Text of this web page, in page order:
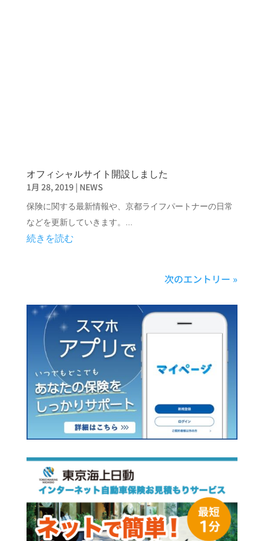
オフィシャルサイト開設しました
1月 28, 2019| NEWS
保険に関する最新情報や、京都ライフパートナーの日常
などを更新していきます。...
続きを読む
次のエントリー »